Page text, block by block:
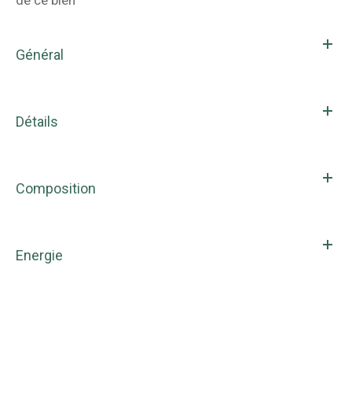
Général
Détails
Composition
Energie